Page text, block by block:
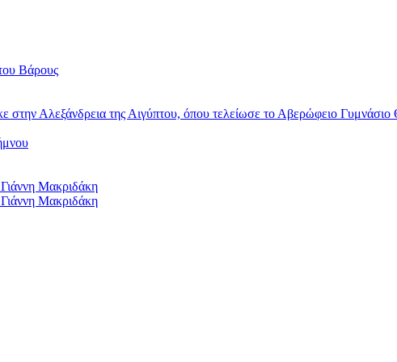
Βάρους
Αλεξάνδρεια της Αιγύπτου, όπου τελείωσε το Αβερώφειο
Μακριδάκη
Μακριδάκη